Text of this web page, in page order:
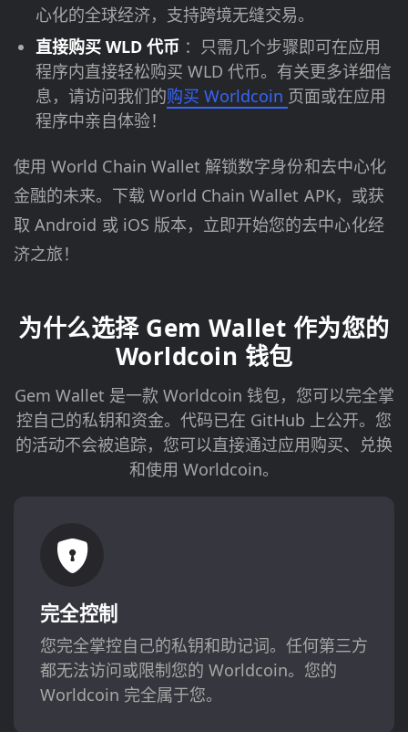
心化的全球经济，支持跨境无缝交易。
直接购买 WLD 代币 ：只需几个步骤即可在应用
程序内直接轻松购买 WLD 代币。有关更多详细信
息，请访问我们的购买 Worldcoin 页面或在应用
程序中亲自体验！
使用 World Chain Wallet 解锁数字身份和去中心化
金融的未来。下载 World Chain Wallet APK，或获
取 Android 或 iOS 版本，立即开始您的去中心化经
济之旅！
为什么选择 Gem Wallet 作为您的
Worldcoin 钱包
Gem Wallet 是一款 Worldcoin 钱包，您可以完全掌
控自己的私钥和资金。代码已在 GitHub 上公开。您
的活动不会被追踪，您可以直接通过应用购买、兑换
和使用 Worldcoin。
完全控制
您完全掌控自己的私钥和助记词。任何第三方
都无法访问或限制您的 Worldcoin。您的
Worldcoin 完全属于您。